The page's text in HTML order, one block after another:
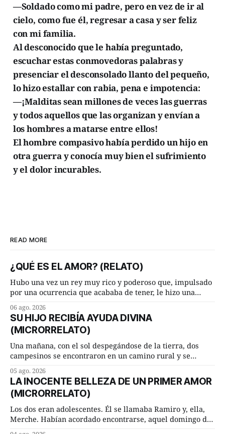
—Soldado como mi padre, pero en vez de ir al
cielo, como fue él, regresar a casa y ser feliz
con mi familia.
Al desconocido que le había preguntado,
escuchar estas conmovedoras palabras y
presenciar el desconsolado llanto del pequeño,
lo hizo estallar con rabia, pena e impotencia:
—¡Malditas sean millones de veces las guerras
y todos aquellos que las organizan y envían a
los hombres a matarse entre ellos!
El hombre compasivo había perdido un hijo en
otra guerra y conocía muy bien el sufrimiento
y el dolor incurables.
READ MORE
¿QUÉ ES EL AMOR? (RELATO)
Hubo una vez un rey muy rico y poderoso que, impulsado
por una ocurrencia que acababa de tener, le hizo una
Dime, hombre sabio, ¿qué es el amor según tú? Su
consejero, que era muy prudente y astuto le respondió de
inmediato:
06 ago. 2026
SU HIJO RECIBÍA AYUDA DIVINA
(MICRORRELATO)
Una mañana, con el sol despegándose de la tierra, dos
campesinos se encontraron en un camino rural y se
remolachas, Manuel? —quiso saber uno. —Eso acabo de
hacer, Paco. ¿Cómo va ese maíz tuyo? --se interesó el otro.
—De momento mejor
05 ago. 2026
LA INOCENTE BELLEZA DE UN PRIMER AMOR
(MICRORRELATO)
Los dos eran adolescentes. Él se llamaba Ramiro y, ella,
Merche. Habían acordado encontrarse, aquel domingo de